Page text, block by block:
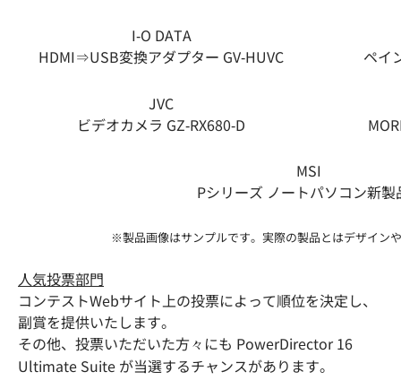
I-O DATA
HDMI⇒USB変換アダプター GV-HUVC
ペイ
JVC
ビデオカメラ GZ-RX680-D
MSI
Pシリーズ ノートパソコン新製
※製品画像はサンプルです。実際の製品とはデザイン
人気投票部門
コンテストWebサイト上の投票によって順位を決定し、
副賞を提供いたします。
その他、投票いただいた方々にも PowerDirector 16
Ultimate Suite が当選するチャンスがあります。